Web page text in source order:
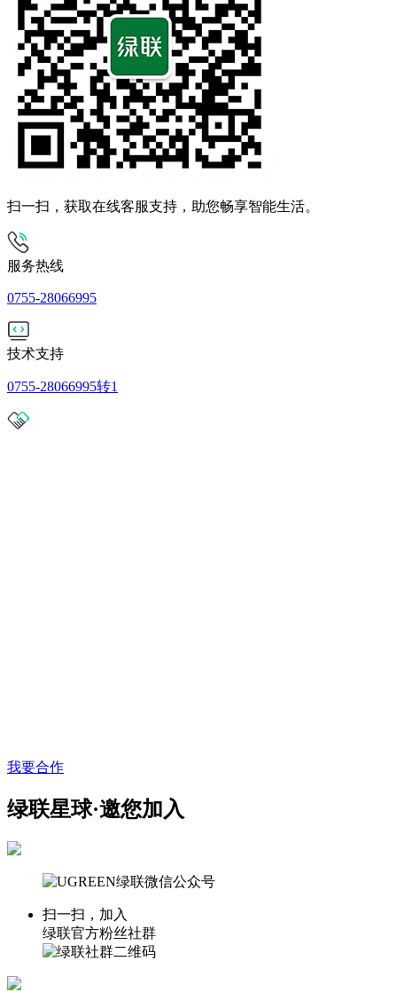
扫一扫，获取在线客服支持，助您畅享智能生活。
服务热线
0755-28066995
技术支持
0755-28066995转1
我要合作
绿联星球·邀您加入
扫一扫，加入
绿联官方粉丝社群